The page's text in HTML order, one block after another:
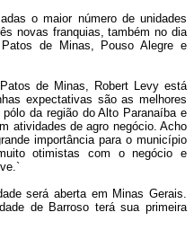
o maior número de unidades
novas franquias, também no dia
de Minas, Pouso Alegre e
de Minas, Robert Levy está
expectativas são as melhores
da região do Alto Paranaíba e
atividades de agro negócio. Acho
importância para o município
otimistas com o negócio e
será aberta em Minas Gerais.
de Barroso terá sua primeira